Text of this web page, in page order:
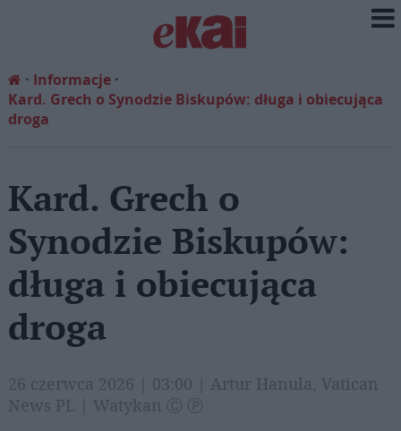
Informacje
Kard. Grech o Synodzie Biskupów: długa i obiecująca
droga
Kard. Grech o
Synodzie Biskupów:
długa i obiecująca
droga
26 czerwca 2026 | 03:00 | Artur Hanula, Vatican
News PL | Watykan Ⓒ Ⓟ